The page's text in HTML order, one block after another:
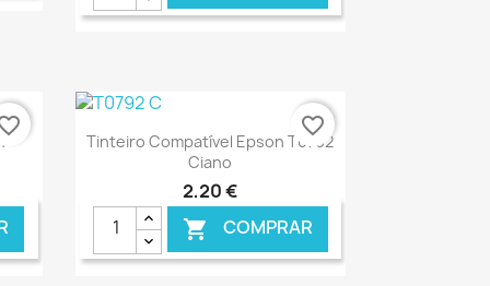
Ver+
Tinteiro Compatível Epson T0792
Ciano
2,20 €
 COMPRAR
favorite_border